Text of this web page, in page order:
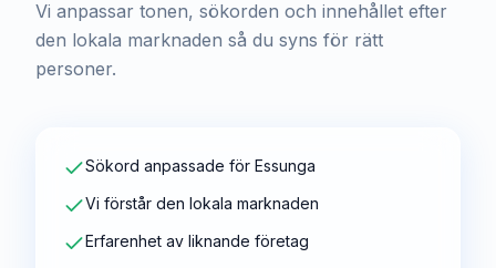
Vi anpassar tonen, sökorden och innehållet efter
den lokala marknaden så du syns för rätt
personer.
Sökord anpassade för Essunga
Vi förstår den lokala marknaden
Erfarenhet av liknande företag